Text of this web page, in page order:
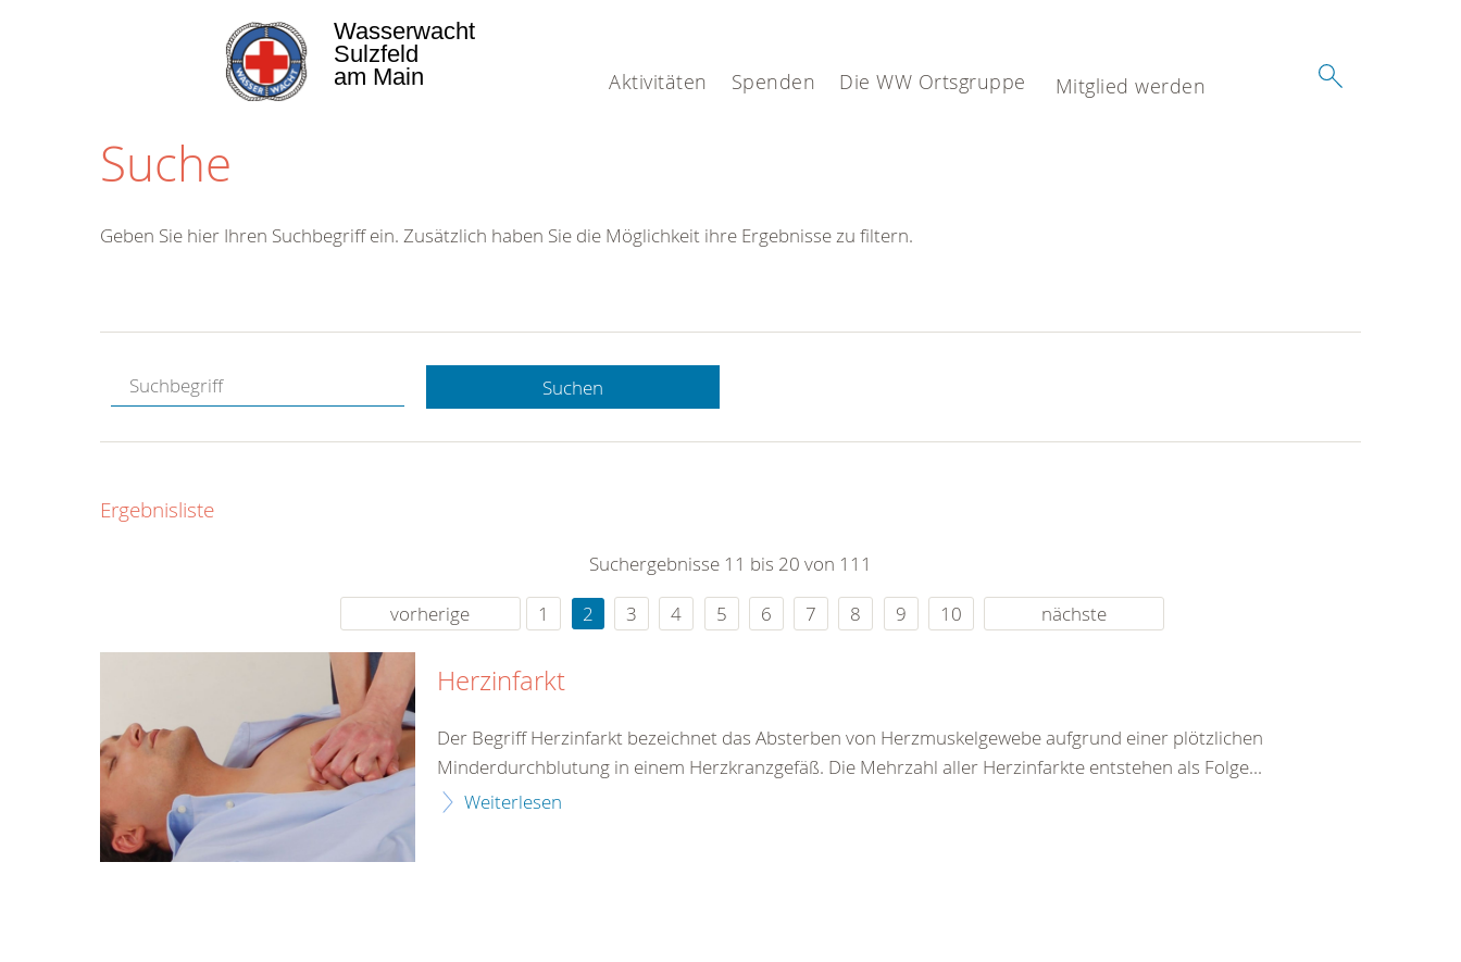
Aktivitäten Spenden Die WW Ortsgruppe Mitglied werden
Wasserwacht
Sulzfeld
am Main
Suche
Hotline.
gerne.
rund um die Uhr
Geben Sie hier Ihren Suchbegriff ein. Zusätzlich haben Sie die Möglichkeit ihre Ergebnisse zu filtern.
Suchen
Ergebnisliste
Suchergebnisse 11 bis 20 von 111
vorherige
1 2 3 4 5 6 7 8 9 10 nächste
Herzinfarkt
Der Begriff Herzinfarkt bezeichnet das Absterben von Herzmuskelgewebe aufgrund einer plötzlichen
Minderdurchblutung in einem Herzkranzgefäß. Die Mehrzahl aller Herzinfarkte entstehen als Folge...
Weiterlesen